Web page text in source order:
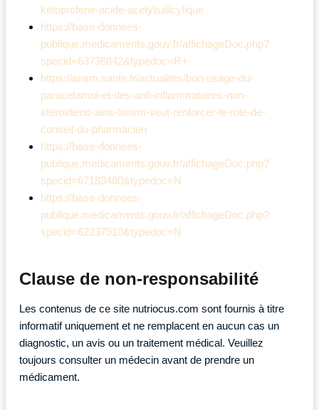
ketoprofene-acide-acetylsalicylique
https://base-donnees-
publique.medicaments.gouv.fr/affichageDoc.php?
specid=63738842&typedoc=R+
https://ansm.sante.fr/actualites/bon-usage-du-
paracetamol-et-des-anti-inflammatoires-non-
steroidiens-ains-lansm-veut-renforcer-le-role-de-
conseil-du-pharmacien
https://base-donnees-
publique.medicaments.gouv.fr/affichageDoc.php?
specid=67183480&typedoc=N
https://base-donnees-
publique.medicaments.gouv.fr/affichageDoc.php?
specid=62237910&typedoc=N
Clause de non-responsabilité
Les contenus de ce site nutriocus.com sont fournis à titre
informatif uniquement et ne remplacent en aucun cas un
diagnostic, un avis ou un traitement médical. Veuillez
toujours consulter un médecin avant de prendre un
médicament.